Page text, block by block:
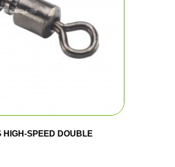
HIGH-SPEED DOUBLE